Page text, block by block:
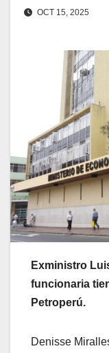
OCT 15, 2025
Exministro
funcionaria
Petroperú.
Denisse